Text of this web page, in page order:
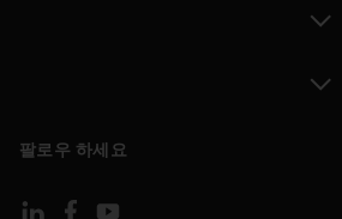
팔로우 하세요